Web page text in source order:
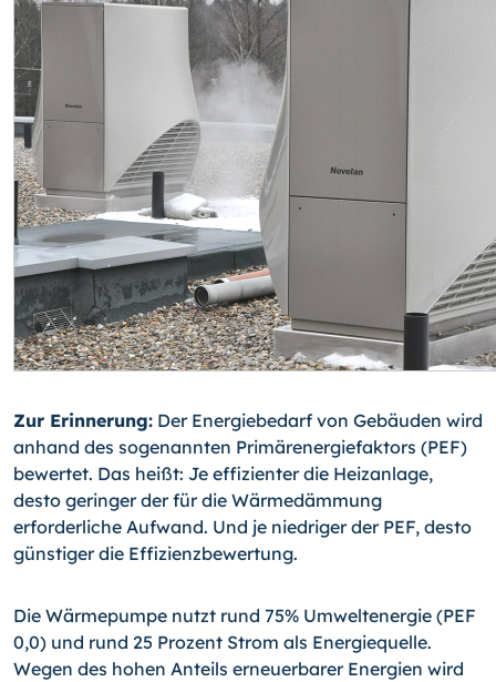
Zur Erinnerung: Der Energiebedarf von Gebäuden wird
anhand des sogenannten Pri­märenergiefaktors (PEF)
bewertet. Das heißt: Je effizienter die Heizanlage,
desto ge­ringer der für die Wärmedämmung
erforderliche Aufwand. Und je niedriger der PEF, desto
günstiger die Effizienzbewertung.
Die Wärmepumpe nutzt rund 75% Umweltenergie (PEF
0,0) und rund 25 Prozent Strom als Energiequelle.
Wegen des hohen Anteils erneuerbarer Energien wird